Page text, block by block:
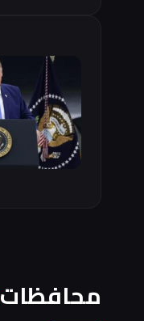
محافظات